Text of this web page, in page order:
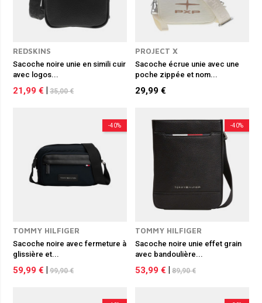
REDSKINS
Sacoche noire unie en simili cuir
avec logos...
21,99 € 35,00 €
PROJECT X
Sacoche écrue unie avec une
poche zippée et nom...
29,99 €
-40%
TOMMY HILFIGER
Sacoche noire avec fermeture à
glissière et...
59,99 € 99,90 €
-40%
TOMMY HILFIGER
Sacoche noire unie effet grain
avec bandoulière...
53,99 € 89,90 €